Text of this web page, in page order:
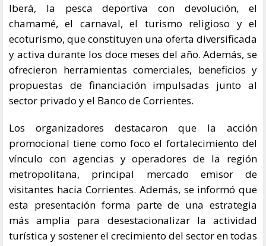
Iberá, la pesca deportiva con devolución, el
chamamé, el carnaval, el turismo religioso y el
ecoturismo, que constituyen una oferta diversificada
y activa durante los doce meses del año. Además, se
ofrecieron herramientas comerciales, beneficios y
propuestas de financiación impulsadas junto al
sector privado y el Banco de Corrientes.
Los organizadores destacaron que la acción
promocional tiene como foco el fortalecimiento del
vínculo con agencias y operadores de la región
metropolitana, principal mercado emisor de
visitantes hacia Corrientes. Además, se informó que
esta presentación forma parte de una estrategia
más amplia para desestacionalizar la actividad
turística y sostener el crecimiento del sector en todas